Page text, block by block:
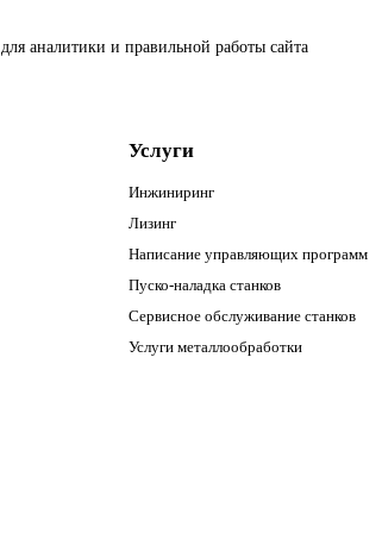
для аналитики и правильной работы сайта
Услуги
Инжиниринг
Лизинг
Написание управляющих программ
Пуско-наладка станков
Сервисное обслуживание станков
Услуги металлообработки